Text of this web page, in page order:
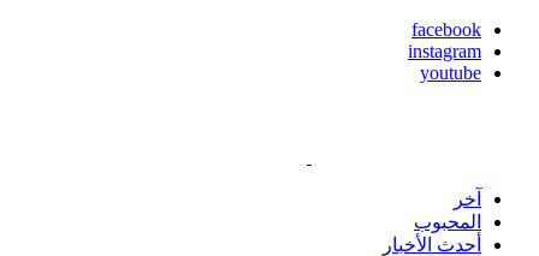
facebook
instagram
youtube
آخر
المحبوب
أحدث الأخبار